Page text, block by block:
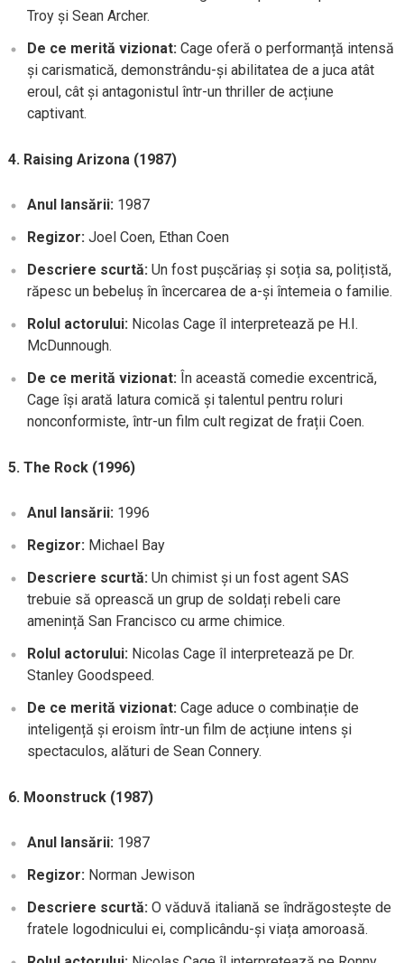
Troy și Sean Archer.
De ce merită vizionat: Cage oferă o performanță intensă
și carismatică, demonstrându-și abilitatea de a juca atât
eroul, cât și antagonistul într-un thriller de acțiune
captivant.
4. Raising Arizona (1987)
Anul lansării: 1987
Regizor: Joel Coen, Ethan Coen
Descriere scurtă: Un fost pușcăriaș și soția sa, polițistă,
răpesc un bebeluș în încercarea de a-și întemeia o familie.
Rolul actorului: Nicolas Cage îl interpretează pe H.I.
McDunnough.
De ce merită vizionat: În această comedie excentrică,
Cage își arată latura comică și talentul pentru roluri
nonconformiste, într-un film cult regizat de frații Coen.
5. The Rock (1996)
Anul lansării: 1996
Regizor: Michael Bay
Descriere scurtă: Un chimist și un fost agent SAS
trebuie să oprească un grup de soldați rebeli care
amenință San Francisco cu arme chimice.
Rolul actorului: Nicolas Cage îl interpretează pe Dr.
Stanley Goodspeed.
De ce merită vizionat: Cage aduce o combinație de
inteligență și eroism într-un film de acțiune intens și
spectaculos, alături de Sean Connery.
6. Moonstruck (1987)
Anul lansării: 1987
Regizor: Norman Jewison
Descriere scurtă: O văduvă italiană se îndrăgostește de
fratele logodnicului ei, complicându-și viața amoroasă.